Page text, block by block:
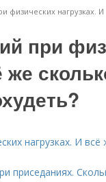
физических нагрузках.
при
же
нагрузках. И
приседаниях.